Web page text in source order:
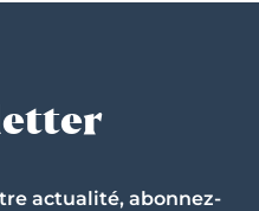
actualité, abonnez-